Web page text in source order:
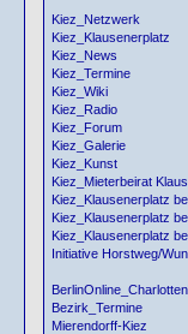
Kiez_Netzwerk
Kiez_Klausenerplatz
Kiez_News
Kiez_Termine
Kiez_Wiki
Kiez_Radio
Kiez_Forum
Kiez_Galerie
Kiez_Kunst
Kiez_Mieterbeirat
Kiez_Klausenerplatz
Kiez_Klausenerplatz
Kiez_Klausenerplatz
Initiative Horstweg/
Bezirk_Termine
Mierendorff-Kiez